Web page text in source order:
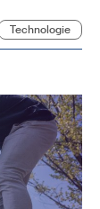
Technologie